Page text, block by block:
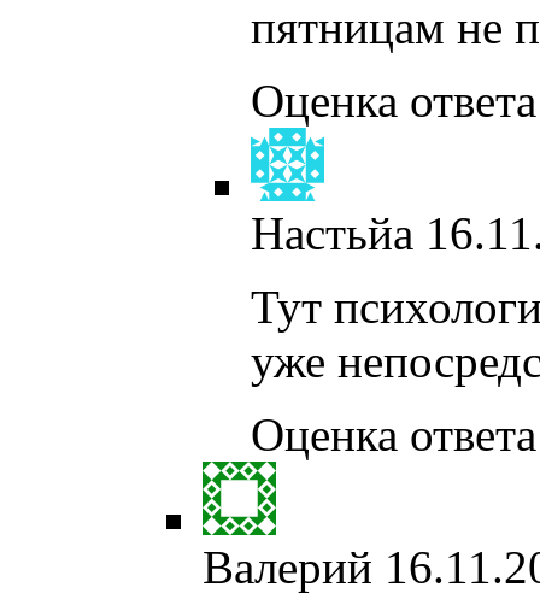
пятницам не
Оценка
Настьйа
Тут
уже
Оценка
Валерий